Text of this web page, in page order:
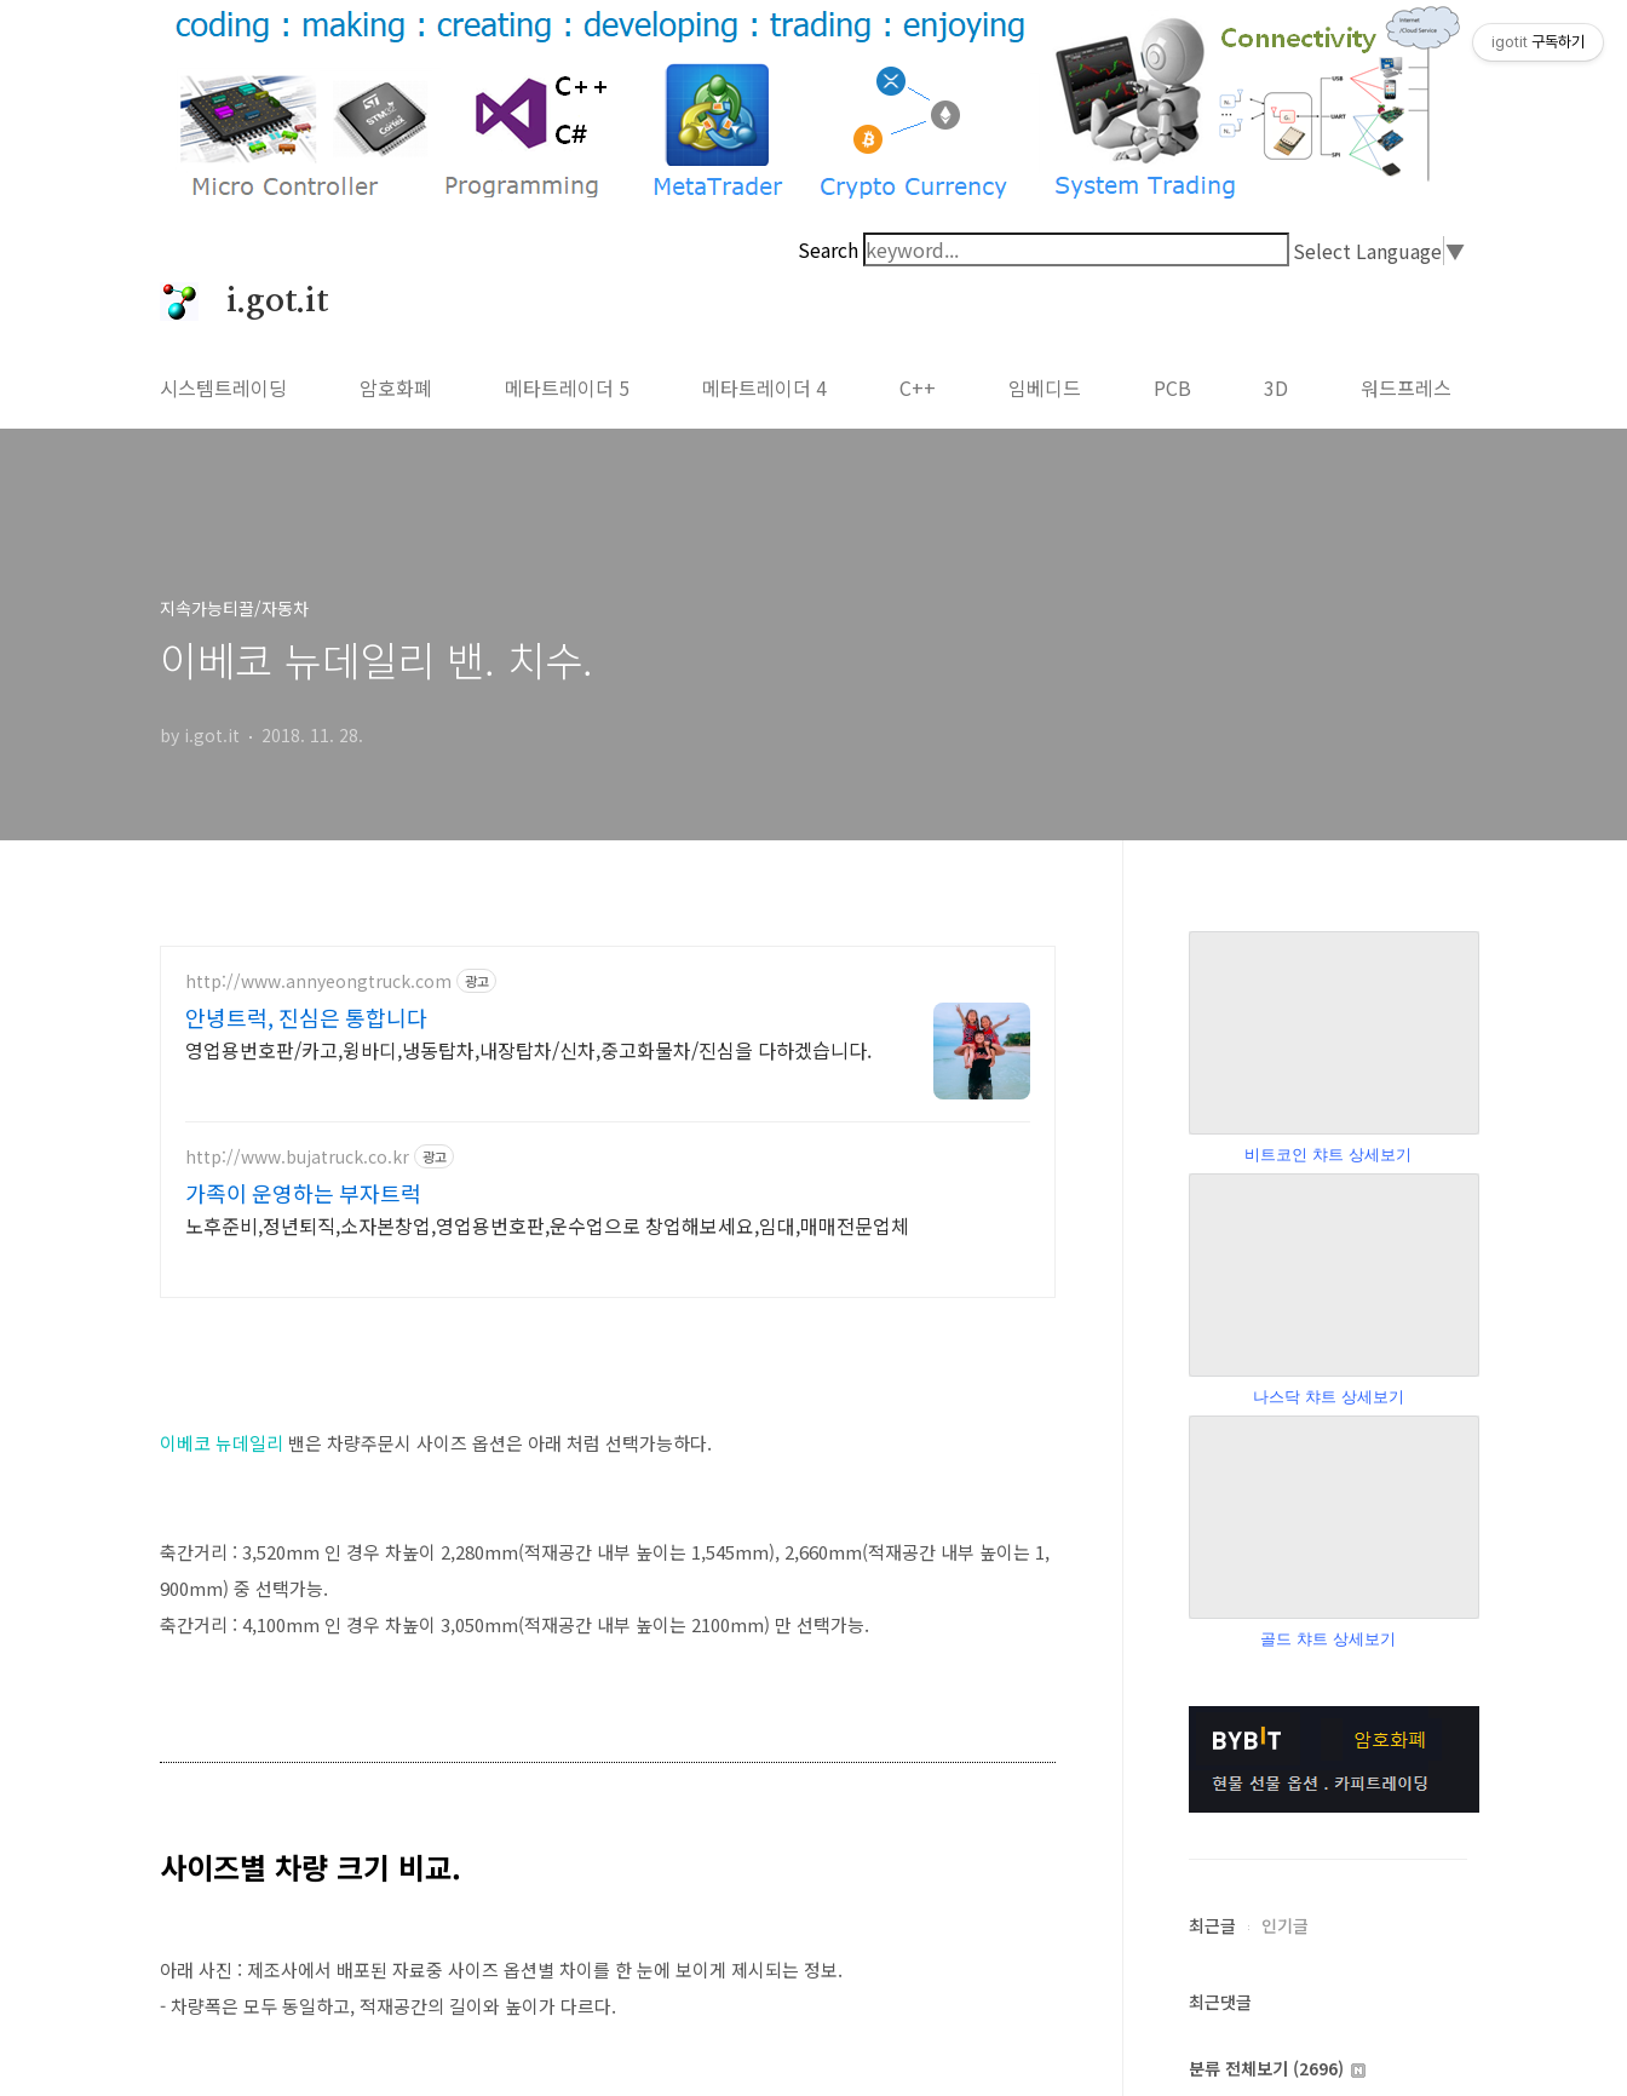
Search Select Language▼
i.got.it
시스템트레이딩 암호화폐 메타트레이더 5 메타트레이더 4 C++ 임베디드 PCB 3D 워드프레스
지속가능티끌/자동차
이베코 뉴데일리 밴. 치수.
by i.got.it 2018. 11. 28.
http://www.annyeongtruck.com 광고
안녕트럭, 진심은 통합니다
영업용번호판/카고,윙바디,냉동탑차,내장탑차/신차,중고화물차/진심을 다하겠습니다.
http://www.bujatruck.co.kr 광고
가족이 운영하는 부자트럭
노후준비,정년퇴직,소자본창업,영업용번호판,운수업으로 창업해보세요,임대,매매전문업체
이베코 뉴데일리 밴은 차량주문시 사이즈 옵션은 아래 처럼 선택가능하다.
축간거리 : 3,520mm 인 경우 차높이 2,280mm(적재공간 내부 높이는 1,545mm), 2,660mm(적재공간 내부 높이는 1,
900mm) 중 선택가능.
축간거리 : 4,100mm 인 경우 차높이 3,050mm(적재공간 내부 높이는 2100mm) 만 선택가능.
사이즈별 차량 크기 비교.
아래 사진 : 제조사에서 배포된 자료중 사이즈 옵션별 차이를 한 눈에 보이게 제시되는 정보.
- 차량폭은 모두 동일하고, 적재공간의 길이와 높이가 다르다.
비트코인 챠트 상세보기
나스닥 챠트 상세보기
골드 챠트 상세보기
최근글 인기글
최근댓글
분류 전체보기 (2696)
igotit 구독하기